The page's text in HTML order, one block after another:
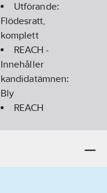
Utförande:
Flödesratt,
komplett
REACH -
Innehåller
kandidatämnen:
Bly
REACH
Informationsplikt: